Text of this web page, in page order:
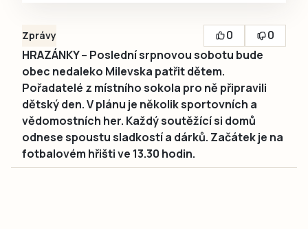
Zprávy 0
0
HRAZÁNKY – Poslední srpnovou sobotu bude
obec nedaleko Milevska patřit dětem.
Pořadatelé z místního sokola pro ně připravili
dětský den. V plánu je několik sportovních a
vědomostních her. Každý soutěžící si domů
odnese spoustu sladkostí a dárků. Začátek je na
fotbalovém hřišti ve 13.30 hodin.